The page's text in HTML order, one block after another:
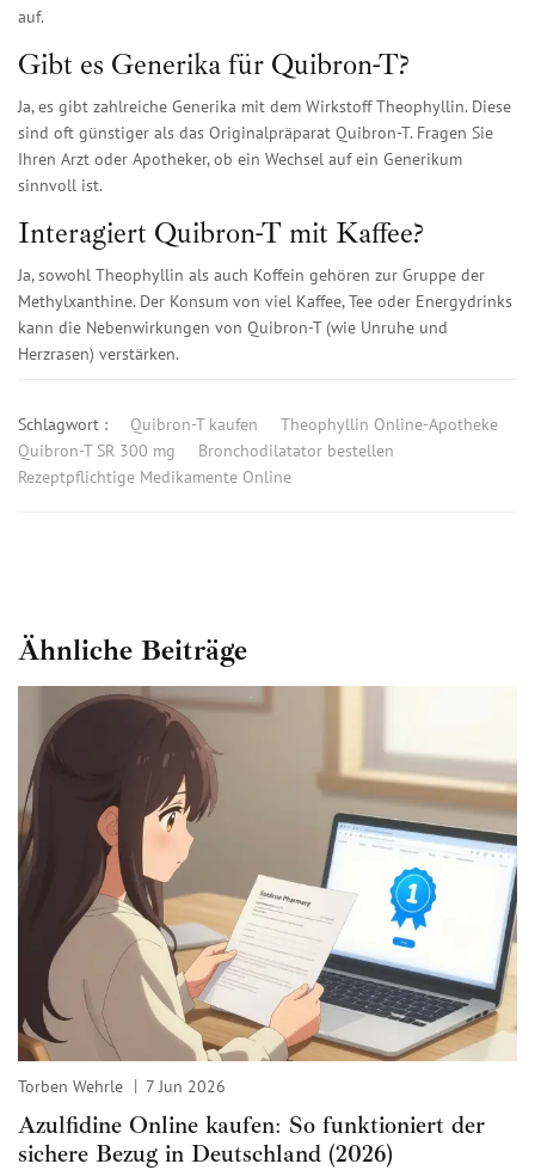
auf.
Gibt es Generika für Quibron-T?
Ja, es gibt zahlreiche Generika mit dem Wirkstoff Theophyllin. Diese
sind oft günstiger als das Originalpräparat Quibron-T. Fragen Sie
Ihren Arzt oder Apotheker, ob ein Wechsel auf ein Generikum
sinnvoll ist.
Interagiert Quibron-T mit Kaffee?
Ja, sowohl Theophyllin als auch Koffein gehören zur Gruppe der
Methylxanthine. Der Konsum von viel Kaffee, Tee oder Energydrinks
kann die Nebenwirkungen von Quibron-T (wie Unruhe und
Herzrasen) verstärken.
Schlagwort : Quibron-T kaufen
Theophyllin Online-Apotheke
Quibron-T SR 300 mg
Bronchodilatator bestellen
Rezeptpflichtige Medikamente Online
Ähnliche Beiträge
Torben Wehrle 7 Jun 2026
Azulfidine Online kaufen: So funktioniert der
sichere Bezug in Deutschland (2026)